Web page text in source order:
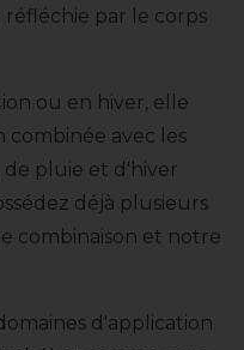
par le corps
ou en hiver, elle
avec les
pluie et d'hiver
déjà plusieurs
combinaison et notre
d'application